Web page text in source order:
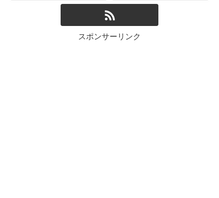
スポンサーリンク